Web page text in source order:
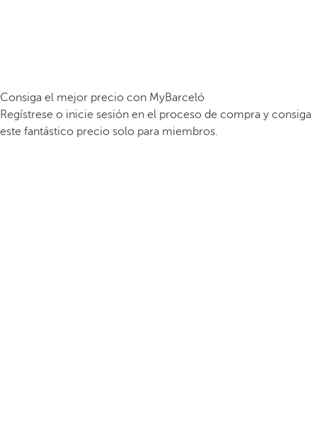
Consiga el mejor precio con MyBarceló
Regístrese o inicie sesión en el proceso de compra y consiga
este fantástico precio solo para miembros.